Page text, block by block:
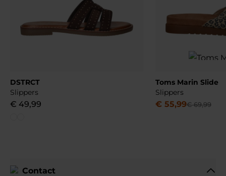
DSTRCT
Slippers
€ 49,99
Toms Marin Slide
Slippers
€ 55,99€ 69,99
Contact